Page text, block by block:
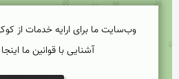
وب‌سایت ما برای ارایه خدمات از
آشنایی با قوانین ما